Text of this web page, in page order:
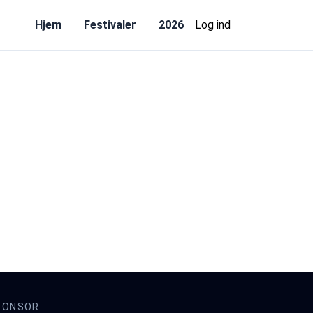
Hjem Festivaler 2026 Log ind